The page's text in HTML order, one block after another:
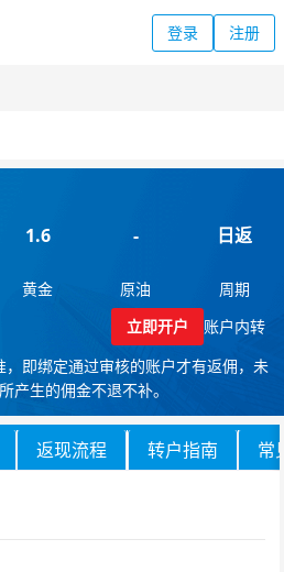
登录 注册
1.6
黄金
-
原油
日返
周期
立即开户
账户内转
即绑定通过审核的账户才有返佣，未
产生的佣金不退不补。
返现流程 转户指南 常